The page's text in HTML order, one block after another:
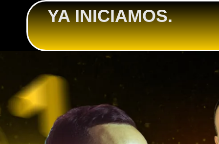
YA INICIAMOS.